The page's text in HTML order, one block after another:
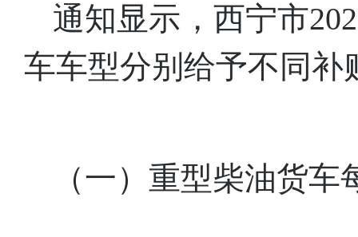
通知显示，西宁市
车车型分别给予不同补
（一）重型柴油货车